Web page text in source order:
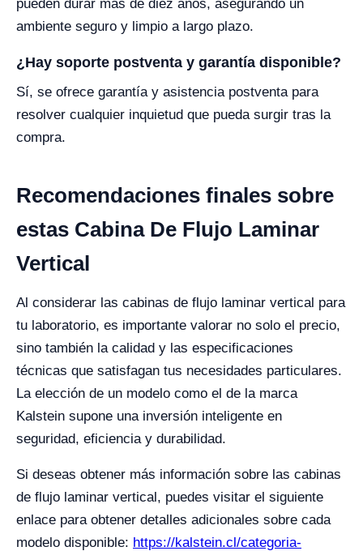
pueden durar más de diez años, asegurando un
ambiente seguro y limpio a largo plazo.
¿Hay soporte postventa y garantía disponible?
Sí, se ofrece garantía y asistencia postventa para
resolver cualquier inquietud que pueda surgir tras la
compra.
Recomendaciones finales sobre
estas Cabina De Flujo Laminar
Vertical
Al considerar las cabinas de flujo laminar vertical para
tu laboratorio, es importante valorar no solo el precio,
sino también la calidad y las especificaciones
técnicas que satisfagan tus necesidades particulares.
La elección de un modelo como el de la marca
Kalstein supone una inversión inteligente en
seguridad, eficiencia y durabilidad.
Si deseas obtener más información sobre las cabinas
de flujo laminar vertical, puedes visitar el siguiente
enlace para obtener detalles adicionales sobre cada
modelo disponible: https://kalstein.cl/categoria-